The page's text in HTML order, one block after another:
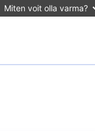
Miten voit olla varma?